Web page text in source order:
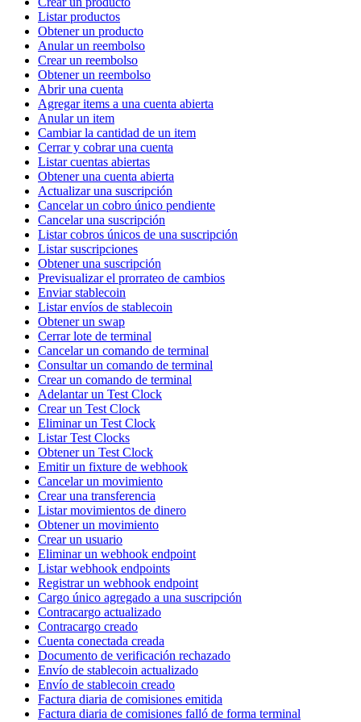
Listar productos
Obtener un producto
Anular un reembolso
Crear un reembolso
Obtener un reembolso
Abrir una cuenta
Agregar items a una cuenta abierta
Anular un item
Cambiar la cantidad de un item
Cerrar y cobrar una cuenta
Listar cuentas abiertas
Obtener una cuenta abierta
Actualizar una suscripción
Cancelar un cobro único pendiente
Cancelar una suscripción
Listar cobros únicos de una suscripción
Listar suscripciones
Obtener una suscripción
Previsualizar el prorrateo de cambios
Enviar stablecoin
Listar envíos de stablecoin
Obtener un swap
Cerrar lote de terminal
Cancelar un comando de terminal
Consultar un comando de terminal
Crear un comando de terminal
Adelantar un Test Clock
Crear un Test Clock
Eliminar un Test Clock
Listar Test Clocks
Obtener un Test Clock
Emitir un fixture de webhook
Cancelar un movimiento
Crear una transferencia
Listar movimientos de dinero
Obtener un movimiento
Crear un usuario
Eliminar un webhook endpoint
Listar webhook endpoints
Registrar un webhook endpoint
Cargo único agregado a una suscripción
Contracargo actualizado
Contracargo creado
Cuenta conectada creada
Documento de verificación rechazado
Envío de stablecoin actualizado
Envío de stablecoin creado
Factura diaria de comisiones emitida
Factura diaria de comisiones falló de forma terminal